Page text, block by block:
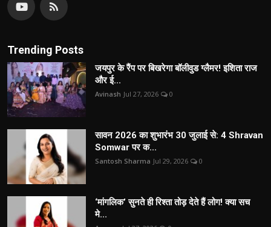
Trending Posts
जयपुर के रैंप पर बिखरेगा बॉलीवुड ग्लैमर! इशिता राज
और ई...
Avinash Jul 27, 2026 0
सावन 2026 का शुभारंभ 30 जुलाई से: 4 Shravan
Somwar पर क...
Santosh Sharma Jul 29, 2026 0
‘मांगलिक’ सुनते ही रिश्ता तोड़ देते हैं लोग! क्या सच
मे...